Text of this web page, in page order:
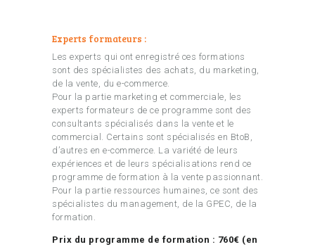
Experts formateurs :
Les experts qui ont enregistré ces formations
sont des spécialistes des achats, du marketing,
de la vente, du e-commerce.
Pour la partie marketing et commerciale, les
experts formateurs de ce programme sont des
consultants spécialisés dans la vente et le
commercial. Certains sont spécialisés en BtoB,
d’autres en e-commerce. La variété de leurs
expériences et de leurs spécialisations rend ce
programme de formation à la vente passionnant.
Pour la partie ressources humaines, ce sont des
spécialistes du management, de la GPEC, de la
formation.
Prix du programme de formation : 760€ (en